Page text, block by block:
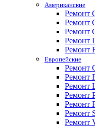
Американские
Ремонт
Ремонт
Ремонт
Ремонт
Ремонт
Европейские
Ремонт
Ремонт
Ремонт
Ремонт
Ремонт
Ремонт
Ремонт